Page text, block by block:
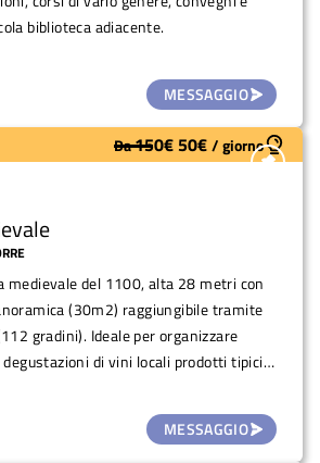
MESSAGGIO
biblioteca adiacente.
MESSAGGIO
Da150€50€/giorno
del 1100, alta 28 metri con
(30m2) raggiungibile tramite
gradini). Ideale per organizzare
di vini locali prodotti tipici,
volta).